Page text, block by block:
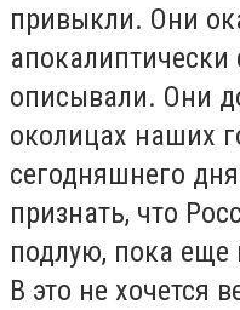
привыкли. Они
описывали. Они
околицах наших
сегодняшнего
признать, что
подлую, пока еще
В это не хочется